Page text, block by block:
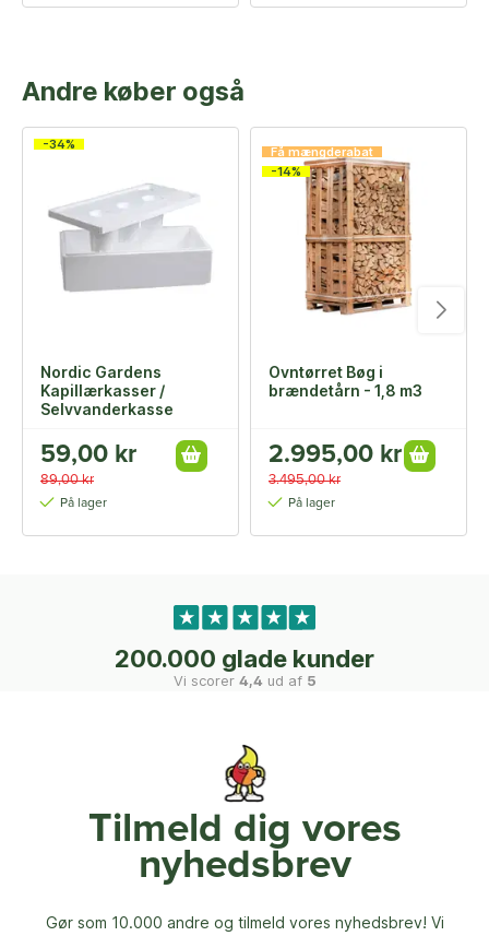
Andre køber også
-34%
Nordic Gardens
Kapillærkasser /
Selvvanderkasse
59,00 kr
89,00 kr
På lager
Få mængderabat
-14%
Ovntørret Bøg i
brændetårn - 1,8 m3
2.995,00 kr
3.495,00 kr
På lager
200.000 glade kunder
Vi scorer 4,4 ud af 5
Tilmeld dig vores
nyhedsbrev
Gør som 10.000 andre og tilmeld vores nyhedsbrev! Vi